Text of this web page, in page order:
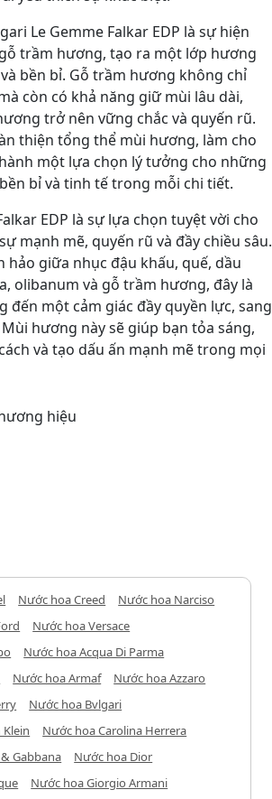
Le Gemme Falkar EDP là sự hiện
trầm hương, tạo ra một lớp hương
bền bỉ. Gỗ trầm hương không chỉ
còn có khả năng giữ mùi lâu dài,
trở nên vững chắc và quyến rũ.
thiện tổng thể mùi hương, làm cho
một lựa chọn lý tưởng cho những
bỉ và tinh tế trong mỗi chi tiết.
EDP là sự lựa chọn tuyệt vời cho
mạnh mẽ, quyến rũ và đầy chiều sâu.
hảo giữa nhục đậu khấu, quế, dầu
olibanum và gỗ trầm hương, đây là
đến một cảm giác đầy quyền lực, sang
hương này sẽ giúp bạn tỏa sáng,
và tạo dấu ấn mạnh mẽ trong mọi
hiệu
Nước hoa Creed
Nước hoa Narciso
Nước hoa Versace
Nước hoa Acqua Di Parma
Nước hoa Armaf
Nước hoa Azzaro
Nước hoa Bvlgari
Nước hoa Carolina Herrera
Gabbana
Nước hoa Dior
Nước hoa Giorgio Armani